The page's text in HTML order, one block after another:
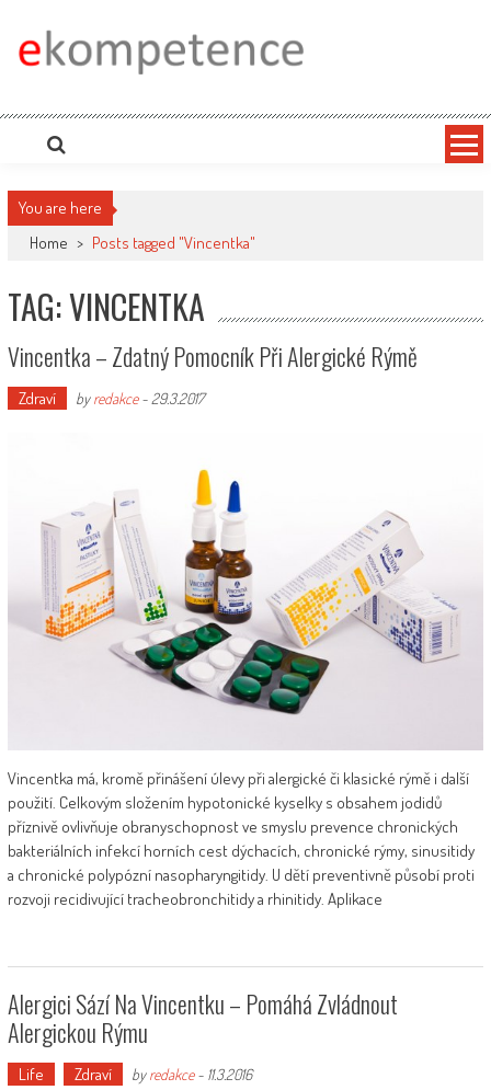
content
Ekompetence
portálech. Press Media. Kde vydat Tiskovou zprávu? Na portále eKompetence
You are here
Home > Posts tagged "Vincentka"
TAG: VINCENTKA
Vincentka – Zdatný Pomocník Při Alergické Rýmě
Zdraví byredakce- 29.3.2017
Vincentka má, kromě přinášení úlevy při alergické či klasické rýmě i další
použití. Celkovým složením hypotonické kyselky s obsahem jodidů
příznivě ovlivňuje obranyschopnost ve smyslu prevence chronických
bakteriálních infekcí horních cest dýchacích, chronické rýmy, sinusitidy
a chronické polypózní nasopharyngitidy. U dětí preventivně působí proti
rozvoji recidivující tracheobronchitidy a rhinitidy. Aplikace
Alergici Sází Na Vincentku – Pomáhá Zvládnout
Alergickou Rýmu
Life Zdraví byredakce- 11.3.2016